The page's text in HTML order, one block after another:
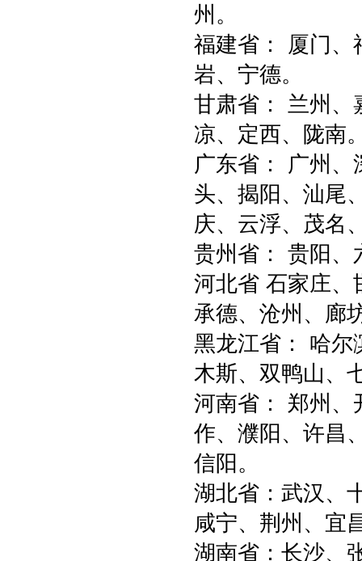
州。
福建省： 厦门、
岩、宁德。
甘肃省： 兰州、
凉、定西、陇南
广东省： 广州、
头、揭阳、汕尾
庆、云浮、茂名
贵州省： 贵阳、
河北省 石家庄、
承德、沧州、廊
黑龙江省： 哈尔
木斯、双鸭山、
河南省： 郑州、
作、濮阳、许昌
信阳。
湖北省：武汉、
咸宁、荆州、宜
湖南省：长沙、